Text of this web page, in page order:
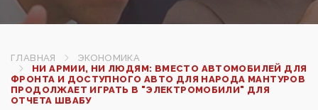
ГЛАВНАЯ
ЭКОНОМИКА
НИ АРМИИ, НИ ЛЮДЯМ: ВМЕСТО АВТОМОБИЛЕЙ ДЛЯ
ФРОНТА И ДОСТУПНОГО АВТО ДЛЯ НАРОДА МАНТУРОВ
ПРОДОЛЖАЕТ ИГРАТЬ В "ЭЛЕКТРОМОБИЛИ" ДЛЯ
ОТЧЕТА ШВАБУ